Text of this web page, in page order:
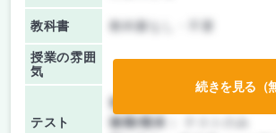
教科書 教科書なし・不要
授業の雰囲
気
テスト
前期/中間：
後期/期末：
続きを見る（